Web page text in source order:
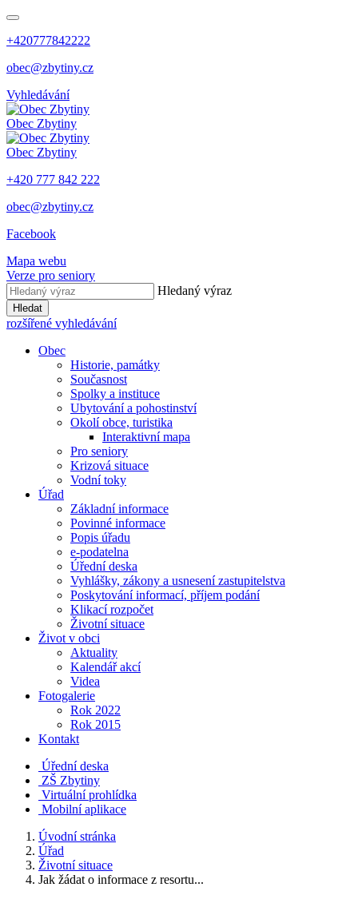
+420777842222
obec@zbytiny.cz
Vyhledávání
Obec Zbytiny
Obec Zbytiny
+420 777 842 222
obec@zbytiny.cz
Facebook
Mapa webu
Verze pro seniory
Hledaný výraz
Hledat
rozšířené vyhledávání
Obec
Historie, památky
Současnost
Spolky a instituce
Ubytování a pohostinství
Okolí obce, turistika
Interaktivní mapa
Pro seniory
Krizová situace
Vodní toky
Úřad
Základní informace
Povinné informace
Popis úřadu
e-podatelna
Úřední deska
Vyhlášky, zákony a usnesení zastupitelstva
Poskytování informací, příjem podání
Klikací rozpočet
Životní situace
Život v obci
Aktuality
Kalendář akcí
Videa
Fotogalerie
Rok 2022
Rok 2015
Kontakt
Úřední deska
ZŠ Zbytiny
Virtuální prohlídka
Mobilní aplikace
Úvodní stránka
Úřad
Životní situace
Jak žádat o informace z resortu...